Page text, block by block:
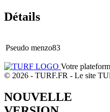
Détails
Pseudo menzo83
Votre
© 2026 - TURF.FR - Le site
NOUVELLE